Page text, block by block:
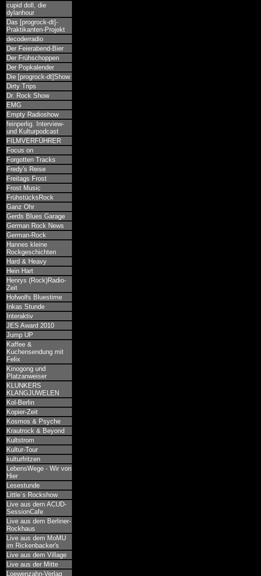
cupid doll, die
dylanhour
Das [progrock-dt]-
Praktikanten-Projekt
decoderradio
Der Feierabend-Bier
Der Frühschoppen
Der Popkalender
Die [progrock-dt]Show
Dirty Trips
Dr. Rock Show
EMG
Empty Radioshow
feinperlig. Interview-
und Kulturpodcast
FILMVERFÜHRER
Focus on
Forgotten Tracks
Fredy's Reise
Freitags Frost
Frost Music
FrühstücksRock
Ganz Ohr
Gerds Blues Garage
German Rock News
German-Rock
Hannes kleine
Rockgeschichten
Hard & Heavy
Hein Hart
Henrys (Rock)Radio-
Zeit
Hofwolfs Bluestime
Inkas Stunde
Interaktiv
JES Award 2010
Jump UP
Kaffee &
Kuchensendung mit
Felix
Kinogong und
Platzanweiser
KLUNKERS
KLANGJUWELEN
Kol-Berlin
Kopier-Zeit
Kosmos & Psyche
Krautrock & Beyond
Kultstrom
Kultur-Tour
kulturfritzen
LebensWege - Wir von
Hier
Lesestunde
Little´s Rockshow
Live aus dem ACUD-
SessionCafe
Live aus dem Berliner-
Rockhaus
Live aus dem MoMU
im Rickenbacker's
Live aus dem Village
Live aus der Mitte
Loewenzahn-Verlag